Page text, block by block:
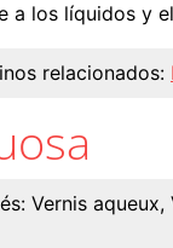
a los líquidos y
relacionados:
Vernis